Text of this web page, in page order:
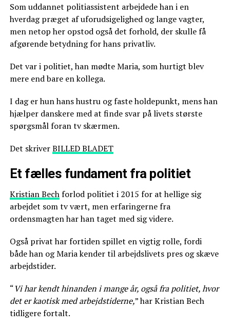
Som uddannet politiassistent arbejdede han i en
hverdag præget af uforudsigelighed og lange vagter,
men netop her opstod også det forhold, der skulle få
afgørende betydning for hans privatliv.
Det var i politiet, han mødte Maria, som hurtigt blev
mere end bare en kollega.
I dag er hun hans hustru og faste holdepunkt, mens han
hjælper danskere med at finde svar på livets største
spørgsmål foran tv skærmen.
Det skriverBILLED BLADET
Et fælles fundament fra politiet
Kristian Bechforlod politiet i 2015 for at hellige sig
arbejdet som tv vært, men erfaringerne fra
ordensmagten har han taget med sig videre.
Også privat har fortiden spillet en vigtig rolle, fordi
både han og Maria kender til arbejdslivets pres og skæve
arbejdstider.
“Vi har kendt hinanden i mange år, også fra politiet, hvor
det er kaotisk med arbejdstiderne,” har Kristian Bech
tidligere fortalt.